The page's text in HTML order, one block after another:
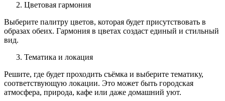
Цветовая гармония
Выберите палитру цветов, которая будет присутствовать в
образах обеих. Гармония в цветах создаст единый и стильный
вид.
Тематика и локация
Решите, где будет проходить съёмка и выберите тематику,
соответствующую локации. Это может быть городская
атмосфера, природа, кафе или даже домашний уют.